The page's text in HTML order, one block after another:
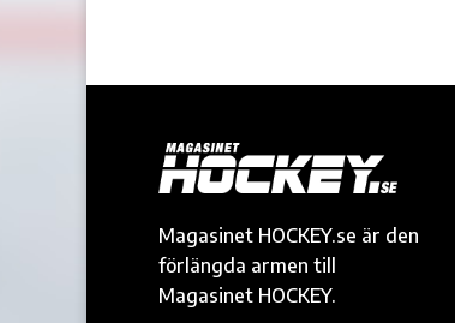
Magasinet HOCKEY.se är den
förlängda armen till
Magasinet HOCKEY.